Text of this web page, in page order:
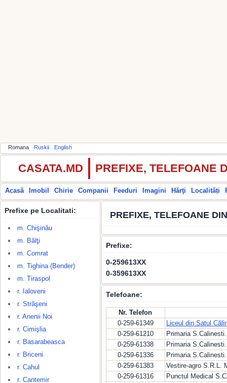
Romana Ruskii English
CASATA.MD PREFIXE, TELEFOANE
Acasă Imobil Chirie Companii Feeduri Imagini Hărţi Localități
Prefixe pe Localitati:
m. Chişinău
m. Bălţi
m. Comrat
m. Tighina (Bender)
m. Tiraspol
r. Ialoveni
r. Străşeni
r. Anenii Noi
r. Cimişlia
r. Basarabeasca
r. Briceni
r. Cahul
r. Cantemir
PREFIXE, TELEFOANE
Prefixe:
0-259613XX
0-359613XX
Telefoane:
Nr. Telefon
0-259-61349
Liceul din Satul
0-259-61210
Primaria
0-259-61338
Primaria
0-259-61336
Primaria
0-259-61383
Vestire-agro S.R.L.
0-259-61316
Punctul Medical